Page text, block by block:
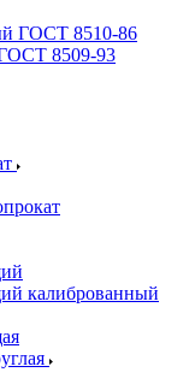
ГОСТ 8510-86
8509-93
калиброванный